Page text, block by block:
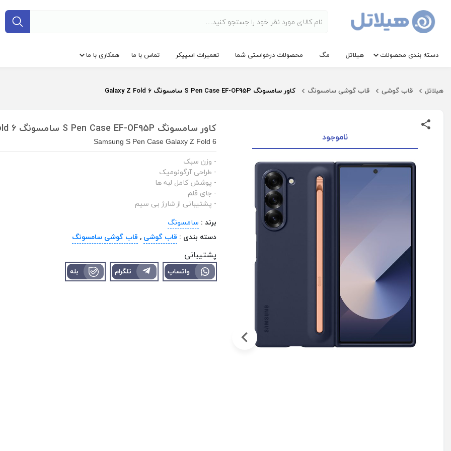
دسته بندی محصولات هیلاتل مگ محصولات درخواستی شما تعمیرات اسپیکر تماس با ما همکاری با ما
هیلاتل قاب گوشی قاب گوشی سامسونگ کاور سامسونگ S Pen Case EF-OF95P سامسونگ Galaxy Z Fold 6
ناموجود
کاور سامسونگ S Pen Case EF-OF95P سامسونگ Galaxy Z Fold 6
Samsung S Pen Case Galaxy Z Fold 6
- وزن سبک
- طراحی آرگونومیک
- پوشش کامل لبه ها
- جای قلم
- پشتیبانی از شارژ بی سیم
برند : سامسونگ
دسته بندی : قاب گوشی , قاب گوشی سامسونگ
پشتیبانی
واتساپ تلگرام بله